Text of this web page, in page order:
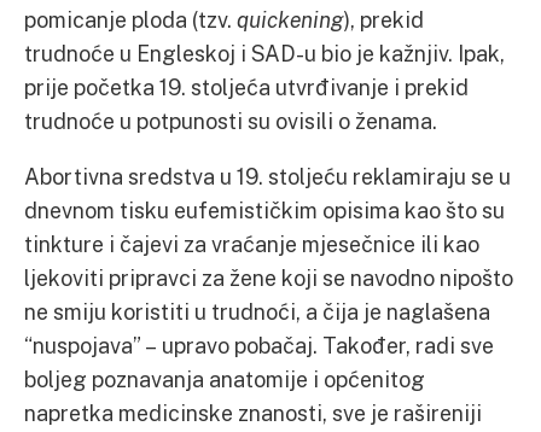
pomicanje ploda (tzv. quickening), prekid
trudnoće u Engleskoj i SAD-u bio je kažnjiv. Ipak,
prije početka 19. stoljeća utvrđivanje i prekid
trudnoće u potpunosti su ovisili o ženama.
Abortivna sredstva u 19. stoljeću reklamiraju se u
dnevnom tisku eufemističkim opisima kao što su
tinkture i čajevi za vraćanje mjesečnice ili kao
ljekoviti pripravci za žene koji se navodno nipošto
ne smiju koristiti u trudnoći, a čija je naglašena
“nuspojava” – upravo pobačaj. Također, radi sve
boljeg poznavanja anatomije i općenitog
napretka medicinske znanosti, sve je rašireniji